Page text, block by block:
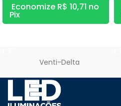
Economize R$ 10,71 no
Pix
Venti-Delta